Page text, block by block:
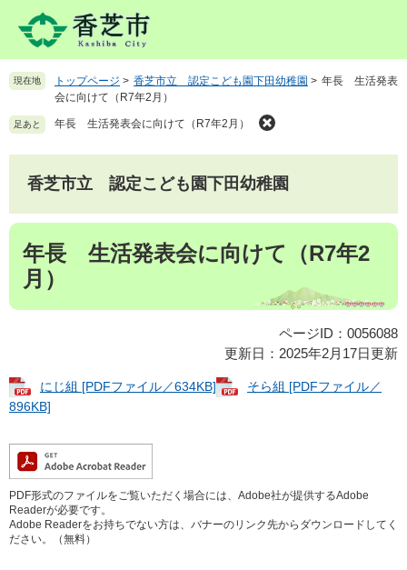
先を 現在地 トップページ > 香芝市立 認定こども園下田幼稚園 > 年長 生活発表
会に向けて（R7年2月）
足あと 年長 生活発表会に向けて（R7年2月）
香芝市立 認定こども園下田幼稚園
本
年長 生活発表会に向けて（R7年2
月）
ページID：0056088
更新日：2025年2月17日更新
にじ組 [PDFファイル／634KB]
そら組 [PDFファイル／
896KB]
PDF形式のファイルをご覧いただく場合には、Adobe社が提供するAdobe
Readerが必要です。
Adobe Readerをお持ちでない方は、バナーのリンク先からダウンロードしてく
ださい。（無料）